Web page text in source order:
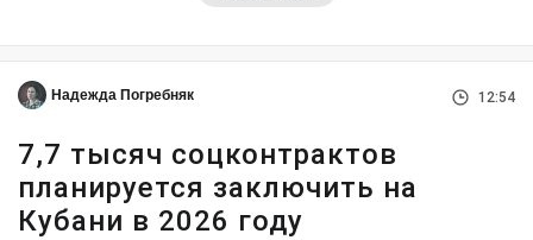
Надежда Погребняк 12:54
7,7 тысяч соцконтрактов
планируется заключить на
Кубани в 2026 году